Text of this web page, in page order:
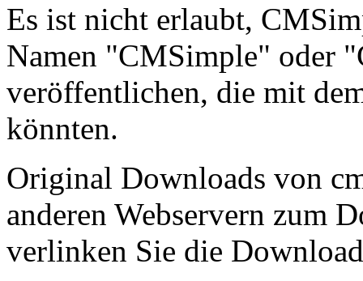
Es ist nicht erlaubt,
Namen "CMSimple" oder
veröffentlichen, die mit
könnten.
Original Downloads von
anderen Webservern zum
verlinken Sie die